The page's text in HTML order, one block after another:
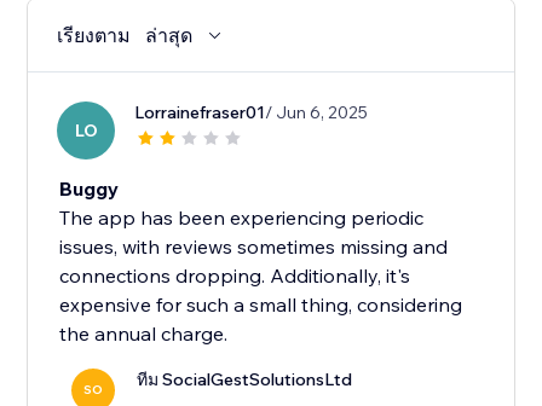
เรียงตาม ล่าสุด
LO
Lorrainefraser01/ Jun 6, 2025
Buggy
The app has been experiencing periodic
issues, with reviews sometimes missing and
connections dropping. Additionally, it's
expensive for such a small thing, considering
the annual charge.
SO ทีม SocialGestSolutionsLtd